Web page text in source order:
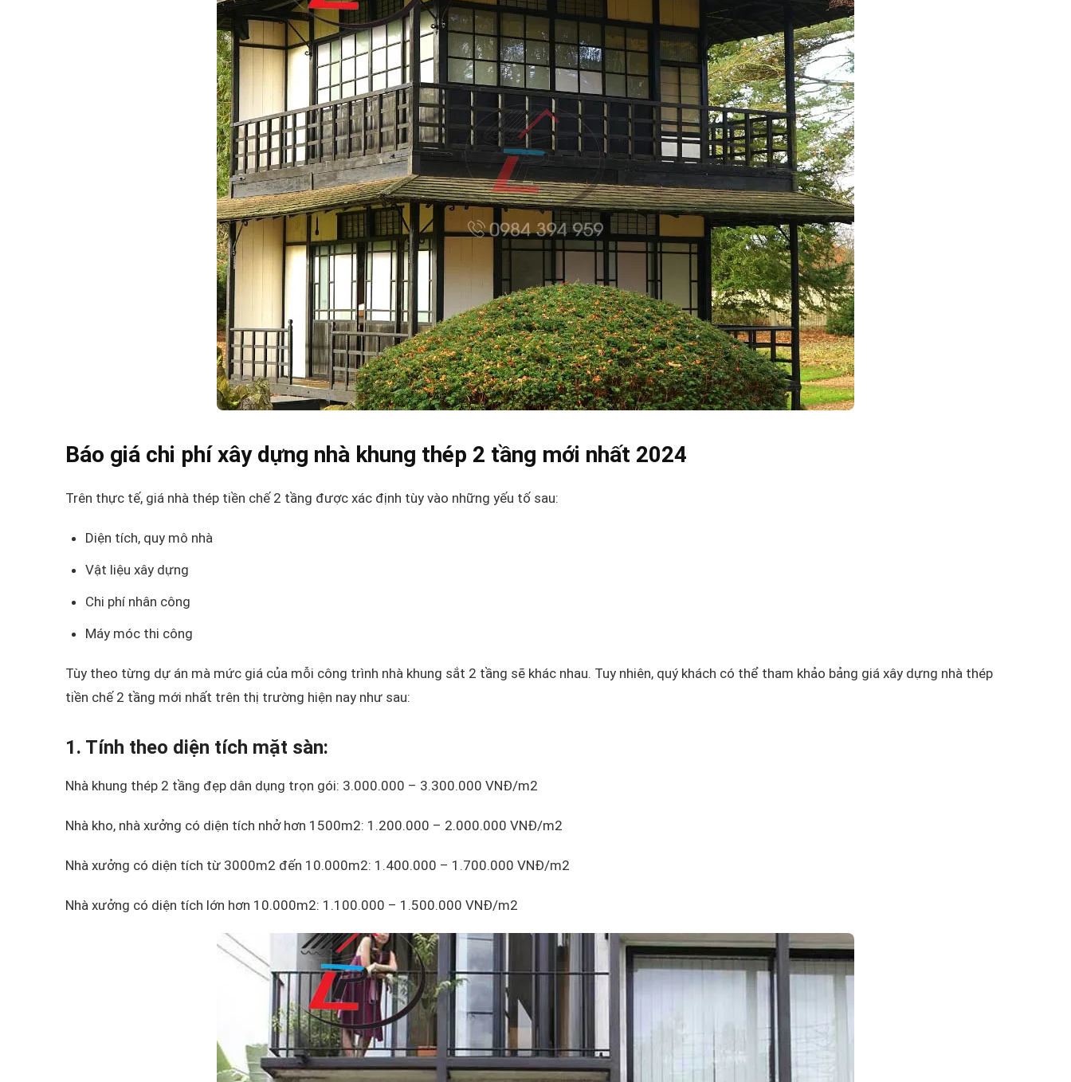
Báo giá chi phí xây dựng nhà khung thép 2 tầng mới nhất 2024
Trên thực tế, giá nhà thép tiền chế 2 tầng được xác định tùy vào những yếu tố sau:
Diện tích, quy mô nhà
Vật liệu xây dựng
Chi phí nhân công
Máy móc thi công
Tùy theo từng dự án mà mức giá của mỗi công trình nhà khung sắt 2 tầng sẽ khác nhau. Tuy nhiên, quý khách có thể tham khảo bảng giá xây dựng nhà thép
tiền chế 2 tầng mới nhất trên thị trường hiện nay như sau:
1. Tính theo diện tích mặt sàn:
Nhà khung thép 2 tầng đẹp dân dụng trọn gói: 3.000.000 – 3.300.000 VNĐ/m2
Nhà kho, nhà xưởng có diện tích nhở hơn 1500m2: 1.200.000 – 2.000.000 VNĐ/m2
Nhà xưởng có diện tích từ 3000m2 đến 10.000m2: 1.400.000 – 1.700.000 VNĐ/m2
Nhà xưởng có diện tích lớn hơn 10.000m2: 1.100.000 – 1.500.000 VNĐ/m2